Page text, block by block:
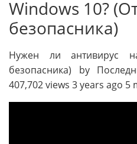
Windows 10?
безопасника)
Нужен ли антивирус
безопасника) by
407,702 views 3 years ago 5